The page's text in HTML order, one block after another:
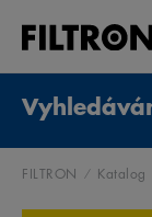
FILTRON Katalog